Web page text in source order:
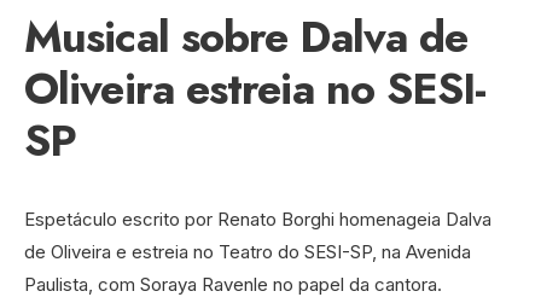
Musical sobre Dalva de
Oliveira estreia no SESI-
SP
Espetáculo escrito por Renato Borghi homenageia Dalva
de Oliveira e estreia no Teatro do SESI-SP, na Avenida
Paulista, com Soraya Ravenle no papel da cantora.